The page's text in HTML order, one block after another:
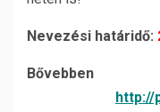
Nevezési határidő:
http://